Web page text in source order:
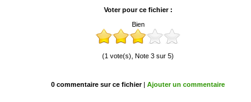
Voter pour ce fichier :
Bien
(1 vote(s), Note 3 sur 5)
0 commentaire sur ce fichier| Ajouter un commentaire